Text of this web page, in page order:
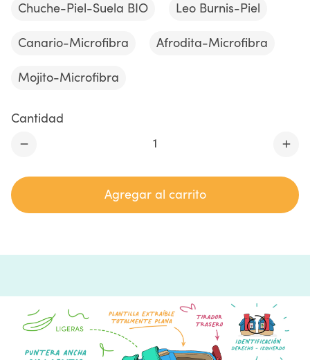
Chuche-Piel-Suela BIO Leo Burnis-Piel
Canario-Microfibra Afrodita-Microfibra
Mojito-Microfibra
Cantidad
remove add
Agregar al carrito